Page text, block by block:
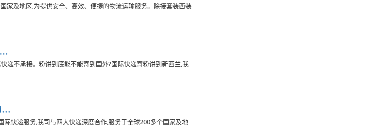
家及地区,为提供安全、高效、便捷的物流运输服务。除接套装西装
递不承接。粉饼到底能不能寄到国外?国际快递寄粉饼到新西兰,我
快递服务,我司与四大快递深度合作,服务于全球200多个国家及地